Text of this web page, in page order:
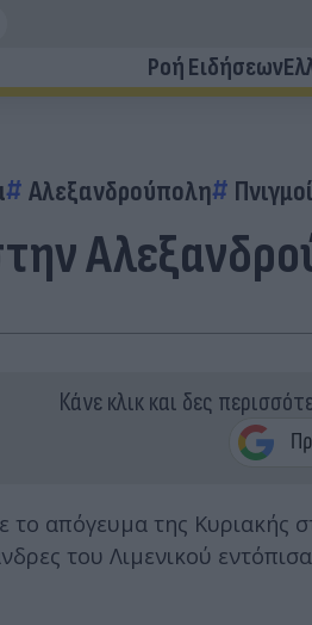
Ροή Ειδήσεων
Αλεξανδρούπολη Πνιγμοί
Κάνε κλικ και δες
το απόγευμα της Κυριακής
του Λιμενικού